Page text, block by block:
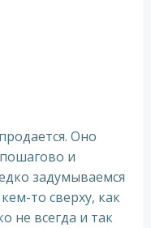
Оно
и
задумываемся
то сверху, как
не всегда и так